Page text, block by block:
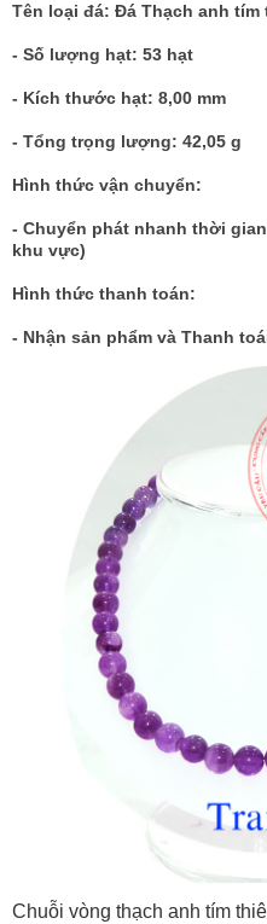
Tên loại đá: Đá Thạch anh tím
- Số lượng hạt: 53 hạt
- Kích thước hạt: 8,00 mm
- Tổng trọng lượng: 42,05 g
Hình thức vận chuyển:
- Chuyển phát nhanh thời
khu vực)
Hình thức thanh toán:
- Nhận sản phẩm và Thanh
Chuỗi vòng thạch anh tím